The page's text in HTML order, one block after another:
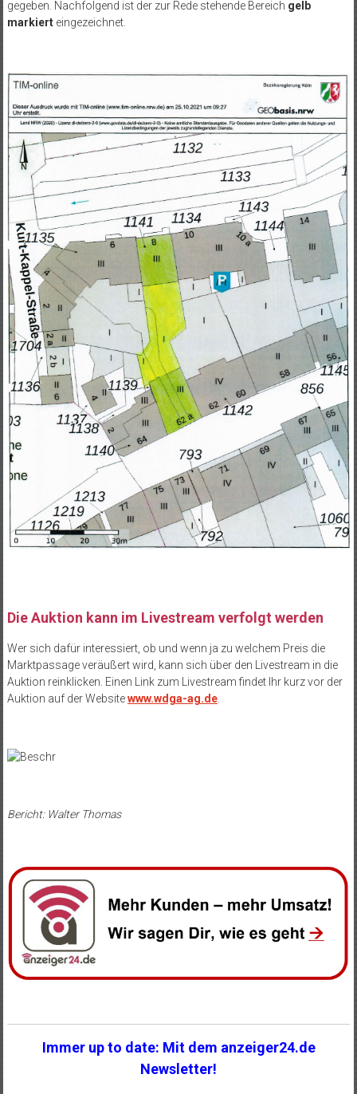
gegeben. Nachfolgend ist der zur Rede stehende Bereich gelb
markierteingezeichnet.
Die Auktion kann im Livestream verfolgt werden
Wer sich dafür interessiert, ob und wenn ja zu welchem Preis die
Marktpassage veräußert wird, kann sich über den Livestream in die
Auktion reinklicken. Einen Link zum Livestream findet Ihr kurz vor der
Auktion auf der Websitewww.wdga-ag.de.
Bericht: Walter Thomas
Immer up to date: Mit dem anzeiger24.de
Newsletter!